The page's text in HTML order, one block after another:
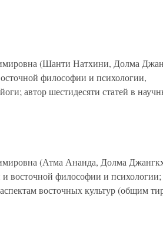
(Шанти Натхини, Долма
философии и психологии,
автор шестидесяти статей в
(Атма Ананда, Долма
восточной философии и психологии;
восточных культур (общим